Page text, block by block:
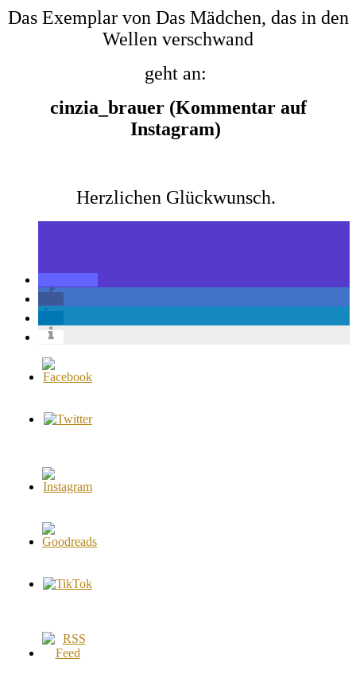
Das Exemplar von Das Mädchen, das in den
Wellen verschwand
geht an:
cinzia_brauer (Kommentar auf
Instagram)
Herzlichen Glückwunsch.